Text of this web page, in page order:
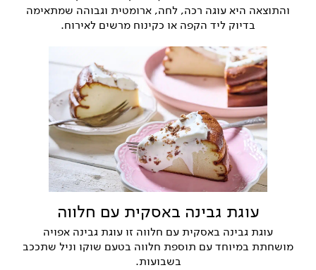
והתוצאה היא עוגה רכה, לחה, ארומטית וגבוהה שמתאימה
בדיוק ליד הקפה או כקינוח מרשים לאירוח.
עוגת גבינה באסקית עם חלווה
עוגת גבינה באסקית עם חלווה זו עוגת גבינה אפויה
מושחתת במיוחד עם תוספת חלווה בטעם שוקו וניל שתככב
בשבועות.